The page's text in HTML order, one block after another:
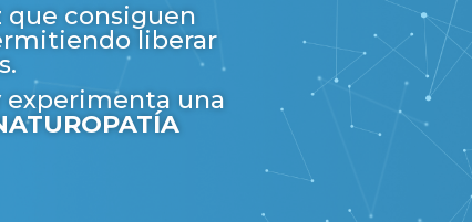
consiguen
liberar
experimenta una